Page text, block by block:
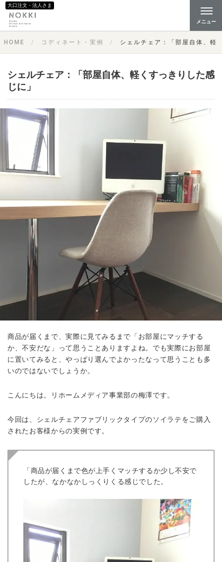
大口注文・法人さま
メニュー
HOME コディネート・実例 シェルチェア：「部屋自体、軽
シェルチェア：「部屋自体、軽くすっきりした感
じに」
商品が届くまで、実際に見てみるまで「お部屋にマッチする
か、不安だな」って思うことありますよね。でも実際にお部屋
に置いてみると、やっぱり選んでよかったなって思うことも多
いのではないでしょうか。
こんにちは。リホームメディア事業部の梅澤です。
今回は、シェルチェアファブリックタイプのソイラテをご購入
されたお客様からの実例です。
「商品が届くまで色が上手くマッチするか少し不安で
したが、なかなかしっくりくる感じでした。